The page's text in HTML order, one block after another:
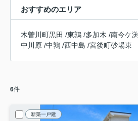
おすすめのエリア
木曽川町黒田 /東鶉 /多加木 /南今ケ渕
中川原 /中鶉 /西中島 /宮後町砂場東
6件
新築一戸建